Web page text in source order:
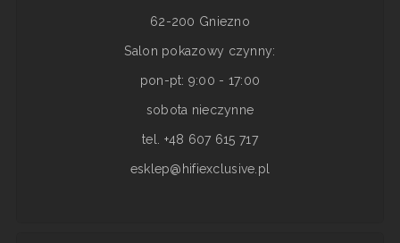
62-200 Gniezno
Salon pokazowy czynny:
pon-pt: 9:00 - 17:00
sobota nieczynne
tel. +48 607 615 717
esklep@hifiexclusive.pl